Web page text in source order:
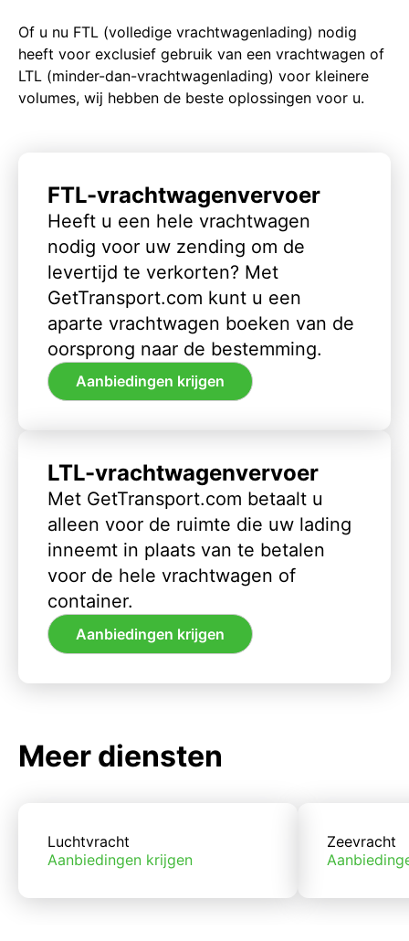
Of u nu FTL (volledige vrachtwagenlading) nodig
heeft voor exclusief gebruik van een vrachtwagen of
LTL (minder-dan-vrachtwagenlading) voor kleinere
volumes, wij hebben de beste oplossingen voor u.
FTL-vrachtwagenvervoer
Heeft u een hele vrachtwagen
nodig voor uw zending om de
levertijd te verkorten? Met
GetTransport.com kunt u een
aparte vrachtwagen boeken van de
oorsprong naar de bestemming.
Aanbiedingen krijgen
LTL-vrachtwagenvervoer
Met GetTransport.com betaalt u
alleen voor de ruimte die uw lading
inneemt in plaats van te betalen
voor de hele vrachtwagen of
container.
Aanbiedingen krijgen
Meer diensten
Luchtvracht
Aanbiedingen krijgen
Zeevracht